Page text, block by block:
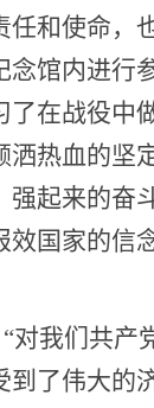
任和使命，
馆内进行
了在战役中
洒热血的坚
起来的奋
效国家的信
对我们共
到了伟大的